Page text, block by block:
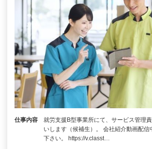
仕事内容
就労支援B型事業所にて、サービス管理
いします（候補生）。 会社紹介動画配信
下さい。 https://v.classt…